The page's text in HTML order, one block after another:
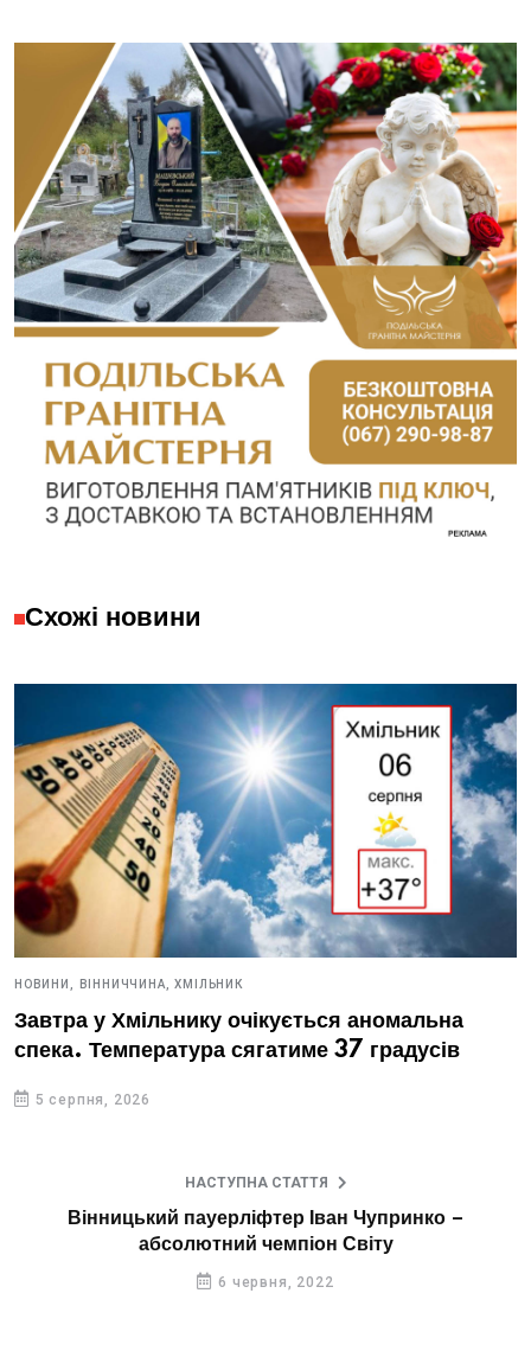
Схожі новини
НОВИНИ, ВІННИЧЧИНА, ХМІЛЬНИК
Завтра у Хмільнику очікується аномальна
спека. Температура сягатиме 37 градусів
5 серпня, 2026
НАСТУПНА СТАТТЯ
Вінницький пауерліфтер Іван Чупринко –
абсолютний чемпіон Світу
6 червня, 2022